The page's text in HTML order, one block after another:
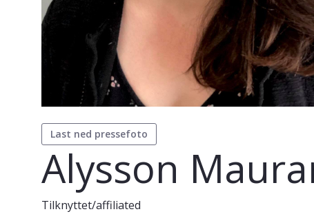
Last ned pressefoto
Alysson
Tilknyttet/affiliated